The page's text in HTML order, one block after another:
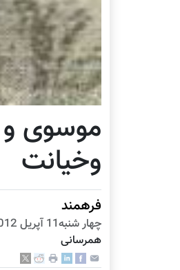
موسوی
وخیانت
فرهمند
چهار شنبه11 آپریل 2012
همرسانی